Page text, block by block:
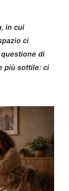
in cui
ci
di
più sottile: ci